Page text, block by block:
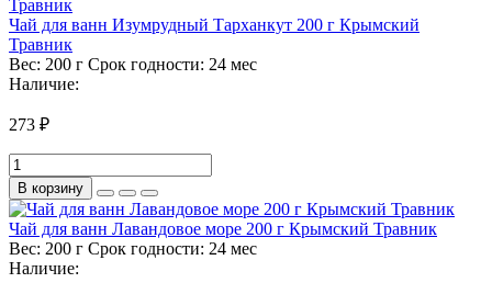
Чай для ванн Изумрудный Тарханкут 200 г Крымский
Травник
Вес: 200 г Срок годности: 24 мес
Наличие:
273 ₽
В корзину
Чай для ванн Лавандовое море 200 г Крымский Травник
Вес: 200 г Срок годности: 24 мес
Наличие: